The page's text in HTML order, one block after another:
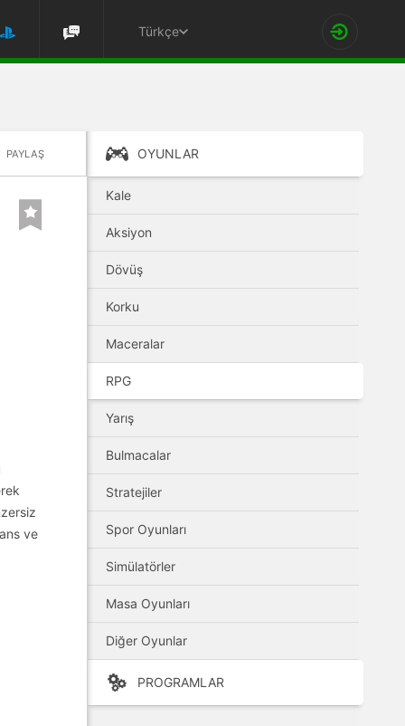
Türkçe
PAYLAŞ
ve
OYUNLAR
Kale
Aksiyon
Dövüş
Korku
Maceralar
RPG
Yarış
Bulmacalar
Stratejiler
Spor Oyunları
Simülatörler
Masa Oyunları
Diğer Oyunlar
PROGRAMLAR